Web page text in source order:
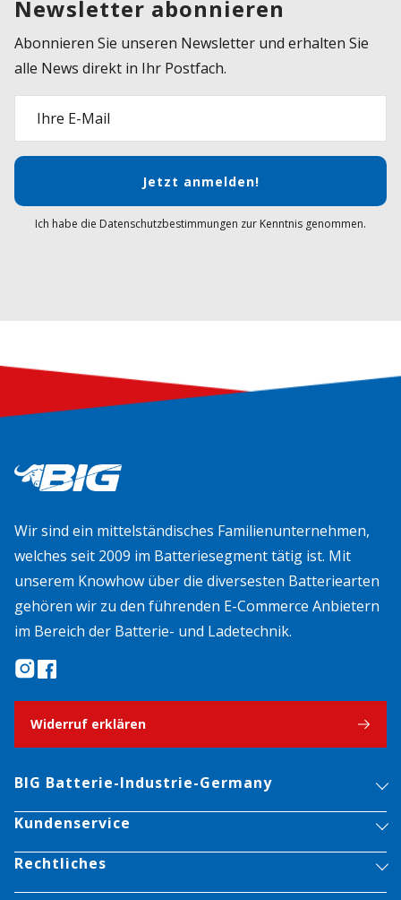
Newsletter abonnieren
Abonnieren Sie unseren Newsletter und erhalten Sie
alle News direkt in Ihr Postfach.
Ihre E-Mail
Jetzt anmelden!
Ich habe die Datenschutzbestimmungen zur Kenntnis genommen.
Wir sind ein mittelständisches Familienunternehmen,
welches seit 2009 im Batteriesegment tätig ist. Mit
unserem Knowhow über die diversesten Batteriearten
gehören wir zu den führenden E-Commerce Anbietern
im Bereich der Batterie- und Ladetechnik.
Widerruf erklären
BIG Batterie-Industrie-Germany
Kundenservice
Rechtliches